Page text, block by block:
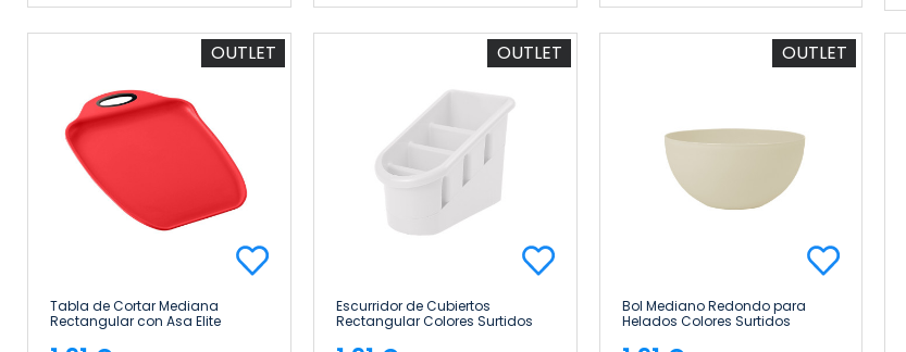
OUTLET
Tabla de Cortar Mediana
Rectangular con Asa Elite
OUTLET
Escurridor de Cubiertos
Rectangular Colores Surtidos
OUTLET
Bol Mediano Redondo para
Helados Colores Surtidos